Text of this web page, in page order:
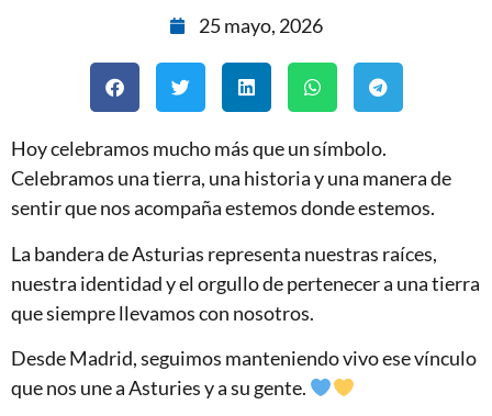
25 mayo, 2026
Hoy celebramos mucho más que un símbolo.
Celebramos una tierra, una historia y una manera de
sentir que nos acompaña estemos donde estemos.
La bandera de Asturias representa nuestras raíces,
nuestra identidad y el orgullo de pertenecer a una tierra
que siempre llevamos con nosotros.
Desde Madrid, seguimos manteniendo vivo ese vínculo
que nos une a Asturies y a su gente.